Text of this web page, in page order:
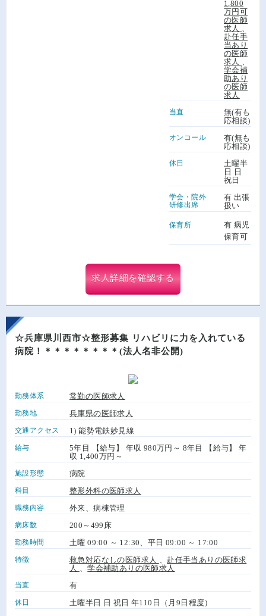
1,800
万円可
の医師
求人
赴任手
当あり
の医師
求人
学会補
助あり
の医師
求人
当直
無(有も
応相談)
オンコール
有(無も
応相談)
休日
土曜半
日 日
祝日
学会・院外
研修出席
有 出張
扱い
保育所
有 病児
保育可
求人詳細を確認する
☆兵庫県川西市☆整形募集 リハビリに力を入れている
病院！＊＊＊＊＊＊＊＊(法人名非公開)
勤務体系 常勤の医師求人
勤務地 兵庫県の医師求人
交通アクセス 1) 能勢電鉄妙見線
給与
5年目 【給与】 年収 980万円～ 8年目 【給与】 年
収 1,400万円～
施設形態 病院
科目 整形外科の医師求人
職務内容 外来、病棟管理
病床数 200～499床
勤務時間 土曜 09:00 ～ 12:30、平日 09:00 ～ 17:00
特徴 救急対応なしの医師求人
赴任手当ありの医師求
人
、学会補助ありの医師求人
当直 有
休日 土曜半日 日 祝日 年110日（月9日程度）